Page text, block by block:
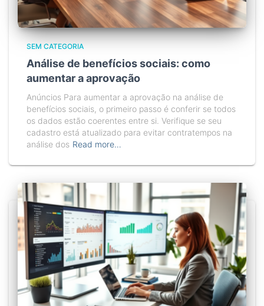
SEM CATEGORIA
Análise de benefícios sociais: como
aumentar a aprovação
Anúncios Para aumentar a aprovação na análise de
benefícios sociais, o primeiro passo é conferir se todos
os dados estão coerentes entre si. Verifique se seu
cadastro está atualizado para evitar contratempos na
análise dos Read more…